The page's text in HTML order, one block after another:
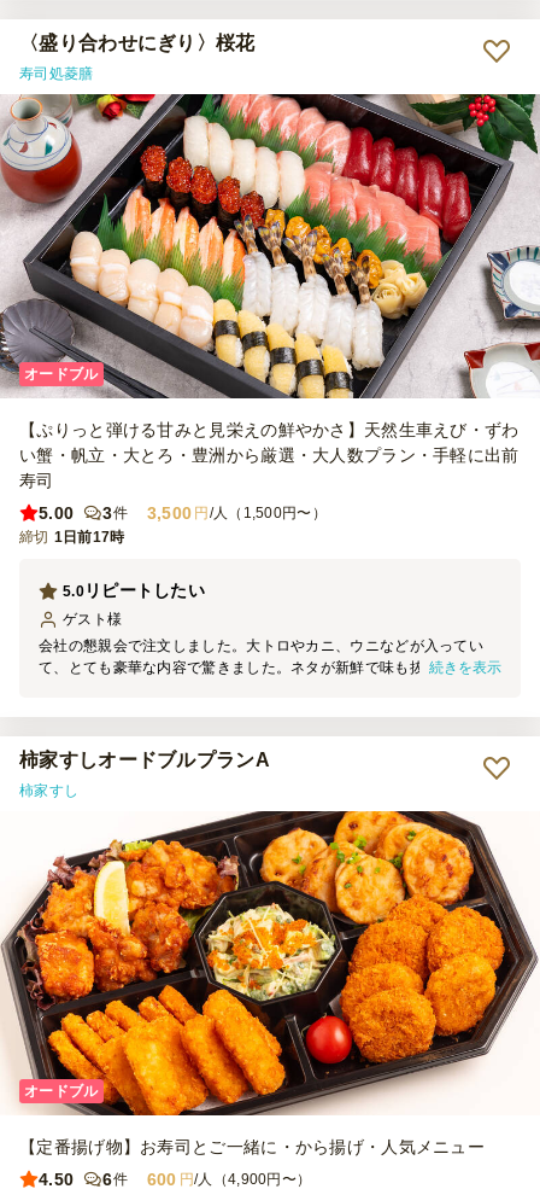
〈盛り合わせにぎり〉桜花
寿司処菱膳
オードブル
【ぷりっと弾ける甘みと見栄えの鮮やかさ】天然生車えび・ずわ
い蟹・帆立・大とろ・豊洲から厳選・大人数プラン・手軽に出前
寿司
5.00
3件 3,500 円 /人（1,500円〜）
締切 1日前17時
リピートしたい
5.0
ゲスト 様
会社の懇親会で注文しました。大トロやカニ、ウニなどが入ってい
て、とても豪華な内容で驚きました。ネタが新鮮で味も抜群だったの
面でもかなり満足度が高いと感じました。準備も簡単で幹事としても
助かったので、次回の懇親会でもぜひリピートしたいと思います。
続きを表示
柿家すしオードブルプランA
柿家すし
オードブル
【定番揚げ物】お寿司とご一緒に・から揚げ・人気メニュー
4.50
6件 600 円/人（4,900円〜）